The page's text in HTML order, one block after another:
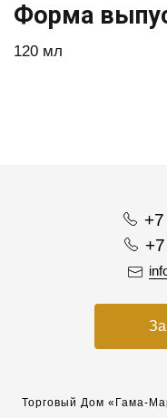
Форма
120 мл
Торговый Дом «Гама-